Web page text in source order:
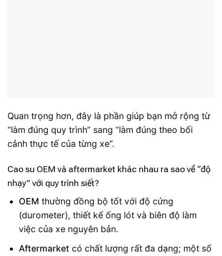
Quan trọng hơn, đây là phần giúp bạn mở rộng từ
“làm đúng quy trình” sang “làm đúng theo bối
cảnh thực tế của từng xe”.
Cao su OEM và aftermarket khác nhau ra sao về “độ
nhạy” với quy trình siết?
OEM thường đồng bộ tốt với độ cứng
(durometer), thiết kế ống lót và biên độ làm
việc của xe nguyên bản.
Aftermarket có chất lượng rất đa dạng; một số